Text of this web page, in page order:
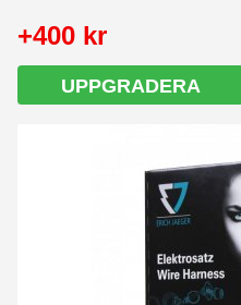
+400 kr
UPPGRADERA